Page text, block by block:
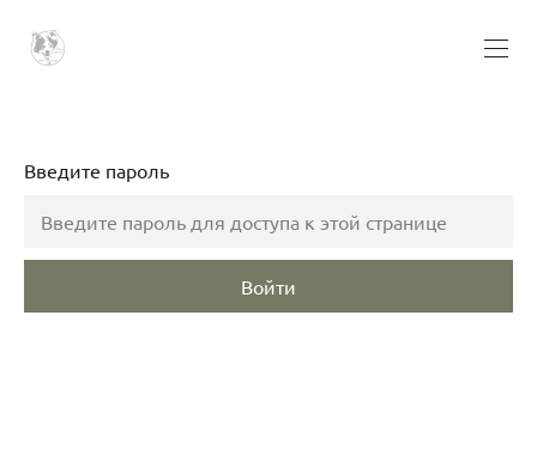
Введите пароль
Войти